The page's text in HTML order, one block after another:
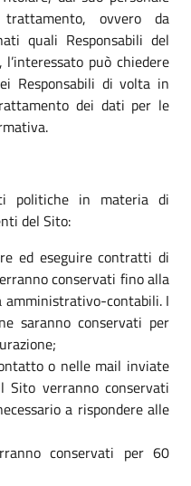
ovvero da
quali Responsabili del
può chiedere
Responsabili di volta in
dei dati per le
politiche in materia di
del Sito:
ed eseguire contratti di
conservati fino alla
amministrativo-contabili. I
saranno conservati per
o nelle mail inviate
Sito verranno conservati
a rispondere alle
conservati per 60